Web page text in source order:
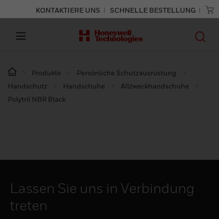
KONTAKTIERE UNS SCHNELLE BESTELLUNG
Produkte
Persönliche Schutzausrüstung
Handschutz
Handschuhe
Allzweckhandschuhe
Polytril NBR Black
Lassen Sie uns in Verbindung
treten